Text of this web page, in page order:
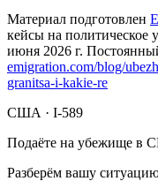
Материал подготовлен
кейсы на политическое
июня 2026 г.
emigration.com/blog/
granitsa-i-kakie-re
США · I-589
Подаёте на убежище в
Разберём вашу